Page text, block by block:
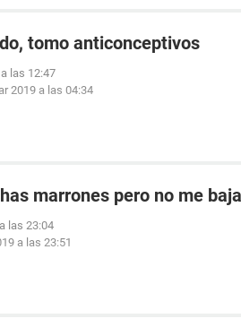
tomo anticonceptivos
las 12:47
2019 a las 04:34
marrones pero no me
las 23:04
a las 23:51